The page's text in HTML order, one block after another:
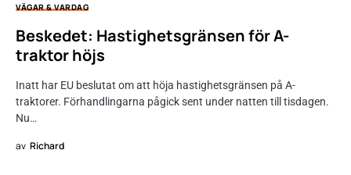
VÄGAR & VARDAG
Beskedet: Hastighetsgränsen för A-
traktor höjs
Inatt har EU beslutat om att höja hastighetsgränsen på A-
traktorer. Förhandlingarna pågick sent under natten till tisdagen.
Nu…
av Richard